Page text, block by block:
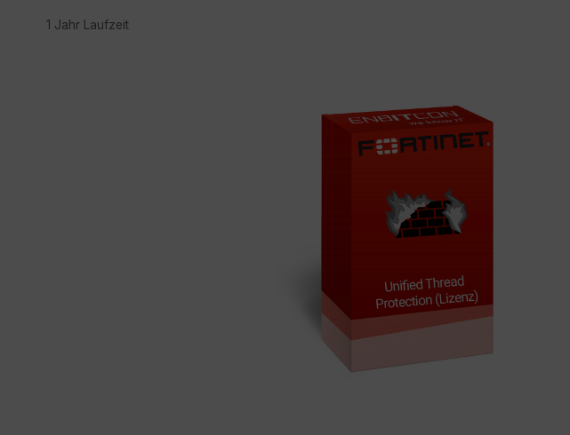
1 Jahr Laufzeit